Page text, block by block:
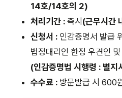
14호/14호의 2)
처리기간 : 즉시(근무시간
신청서 : 인감증명서 발급
법정대리인 한정 우견인
(인감증명법 시행령 : 별지
수수료 : 방문발급 시 600